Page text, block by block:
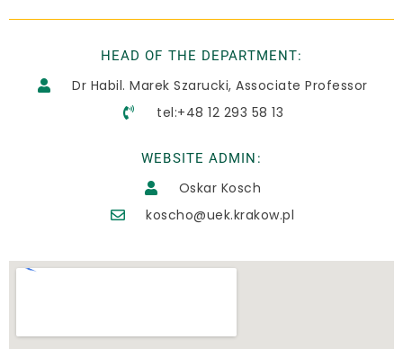
HEAD OF THE DEPARTMENT:
Dr Habil. Marek Szarucki, Associate Professor
tel:+48 12 293 58 13
WEBSITE ADMIN:
Oskar Kosch
koscho@uek.krakow.pl